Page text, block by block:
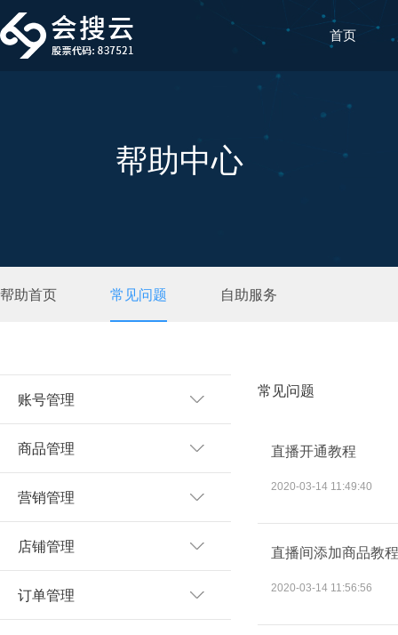
首页
帮助中心
帮助首页 常见问题 自助服务
账号管理
商品管理
营销管理
店铺管理
订单管理
常见问题
直播开通教程
2020-03-14 11:49:40
直播间添加商品教程
2020-03-14 11:56:56